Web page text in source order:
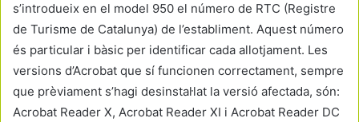
s’introdueix en el model 950 el número de RTC (Registre
de Turisme de Catalunya) de l’establiment. Aquest número
és particular i bàsic per identificar cada allotjament. Les
versions d’Acrobat que sí funcionen correctament, sempre
que prèviament s’hagi desinstal·lat la versió afectada, són:
Acrobat Reader X, Acrobat Reader XI i Acrobat Reader DC